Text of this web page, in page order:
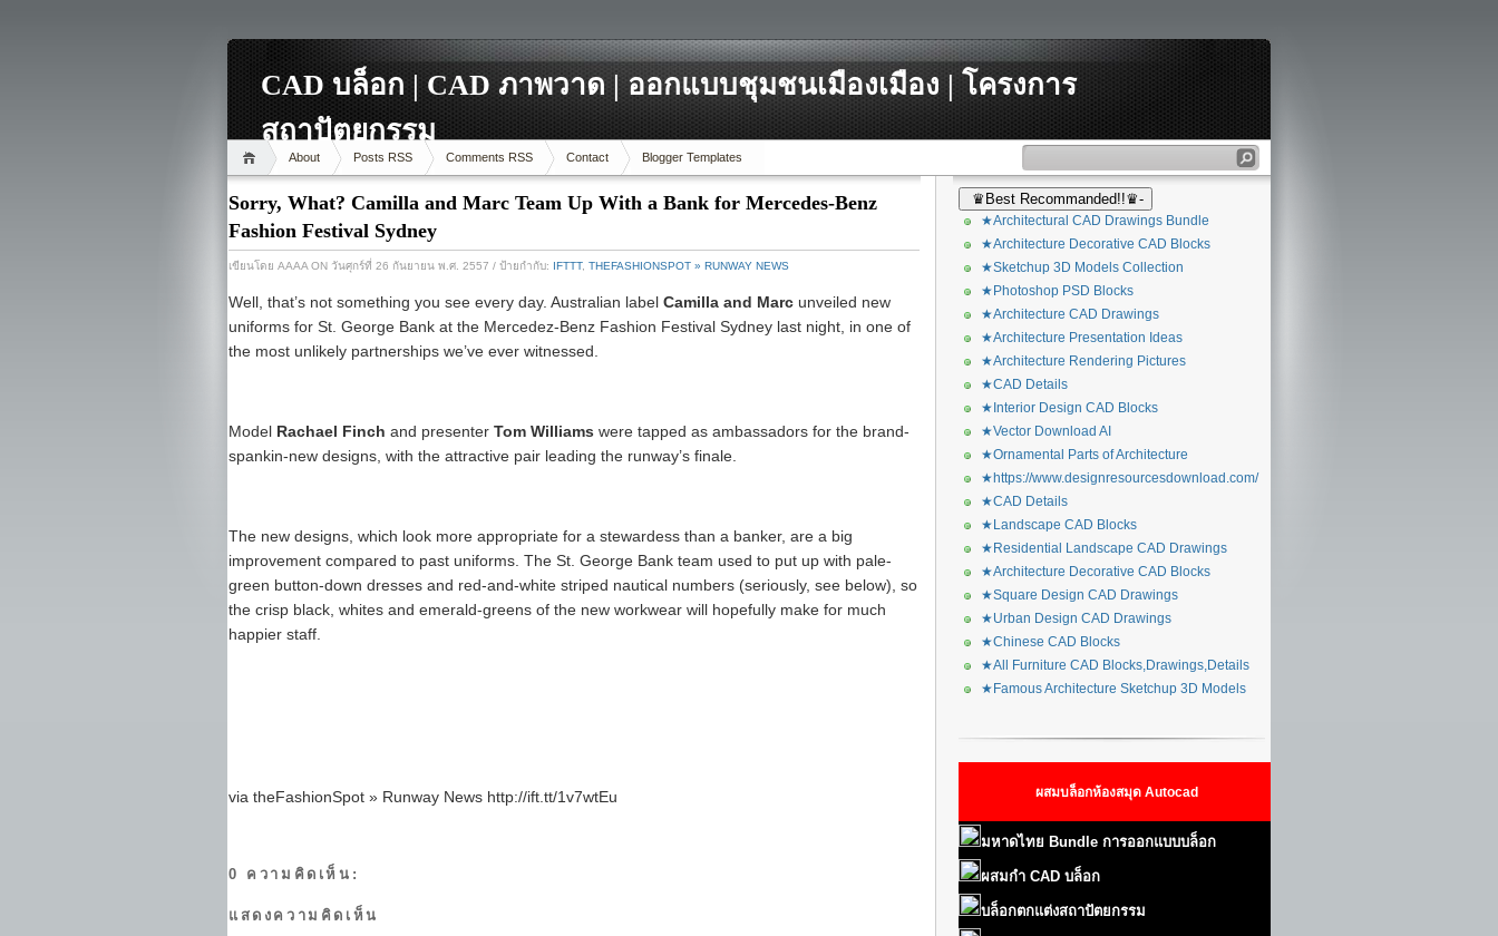
CAD บล็อก | CAD ภาพวาด | ออกแบบชุมชนเมืองเมือง | โครงการ
สถาปัตยกรรม
About Posts RSS Comments RSS Contact Blogger Templates
Sorry, What? Camilla and Marc Team Up With a Bank for Mercedes-Benz
Fashion Festival Sydney
เขียนโดย AAAA ON วันศุกร์ที่ 26 กันยายน พ.ศ. 2557 / ป้ายกำกับ: IFTTT, THEFASHIONSPOT » RUNWAY NEWS
Well, that’s not something you see every day. Australian label Camilla and Marc unveiled new
uniforms for St. George Bank at the Mercedez-Benz Fashion Festival Sydney last night, in one of
the most unlikely partnerships we’ve ever witnessed.
Model Rachael Finch and presenter Tom Williams were tapped as ambassadors for the brand-
spankin-new designs, with the attractive pair leading the runway’s finale.
The new designs, which look more appropriate for a stewardess than a banker, are a big
improvement compared to past uniforms. The St. George Bank team used to put up with pale-
green button-down dresses and red-and-white striped nautical numbers (seriously, see below), so
the crisp black, whites and emerald-greens of the new workwear will hopefully make for much
happier staff.
via theFashionSpot » Runway News http://ift.tt/1v7wtEu
0 ความคิดเห็น:
แสดงความคิดเห็น
♛Best Recommanded!!♛-
★Architectural CAD Drawings Bundle
★Architecture Decorative CAD Blocks
★Sketchup 3D Models Collection
★Photoshop PSD Blocks
★Architecture CAD Drawings
★Architecture Presentation Ideas
★Architecture Rendering Pictures
★CAD Details
★Interior Design CAD Blocks
★Vector Download AI
★Ornamental Parts of Architecture
★https://www.designresourcesdownload.com/
★CAD Details
★Landscape CAD Blocks
★Residential Landscape CAD Drawings
★Architecture Decorative CAD Blocks
★Square Design CAD Drawings
★Urban Design CAD Drawings
★Chinese CAD Blocks
★All Furniture CAD Blocks,Drawings,Details
★Famous Architecture Sketchup 3D Models
ผสมบล็อกห้องสมุด Autocad
มหาดไทย Bundle การออกแบบบล็อก
ผสมกำ CAD บล็อก
บล็อกตกแต่งสถาปัตยกรรม